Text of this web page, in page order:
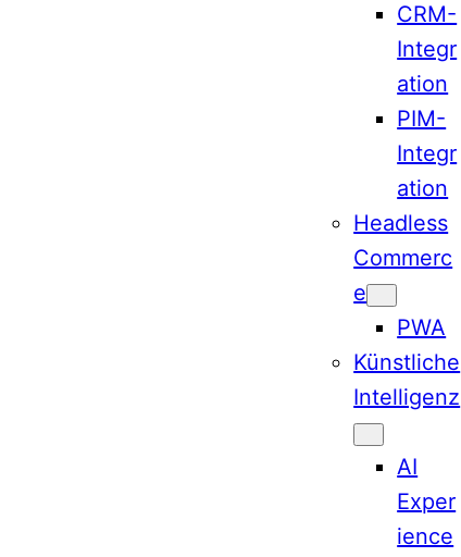
CRM-
Integr
ation
PIM-
Integr
ation
Headless
Commerc
e
PWA
Künstliche
Intelligenz
AI
Exper
ience